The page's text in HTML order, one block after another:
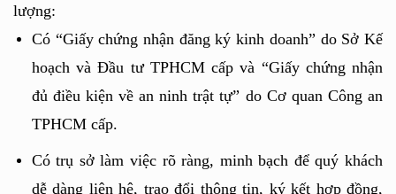
lượng:
Có “Giấy chứng nhận đăng ký kinh doanh” do Sở Kế
hoạch và Đầu tư TPHCM cấp và “Giấy chứng nhận
đủ điều kiện về an ninh trật tự” do Cơ quan Công an
TPHCM cấp.
Có trụ sở làm việc rõ ràng, minh bạch để quý khách
dễ dàng liên hệ, trao đổi thông tin, ký kết hợp đồng,